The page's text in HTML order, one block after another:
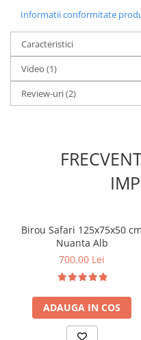
Informatii conformitate
Caracteristici
Video (1)
Review-uri(2)
Birou Safari 125x75x50 cm
Nuanta Alb
700,00 Lei
ADAUGA IN COS